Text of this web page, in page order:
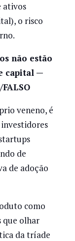
ativos
o risco
não estão
capital —
veneno, é
de
de adoção
como
que olhar
da tríade